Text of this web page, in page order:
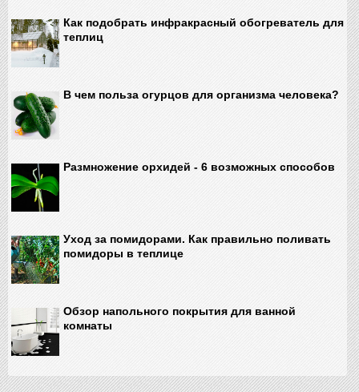
Как подобрать инфракрасный обогреватель для
теплиц
В чем польза огурцов для организма человека?
Размножение орхидей - 6 возможных способов
Уход за помидорами. Как правильно поливать
помидоры в теплице
Обзор напольного покрытия для ванной
комнаты